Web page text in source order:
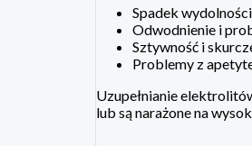
Spadek
Odwodnienie i
Sztywność i
Problemy z
Uzupełnianie
lub są narażone na